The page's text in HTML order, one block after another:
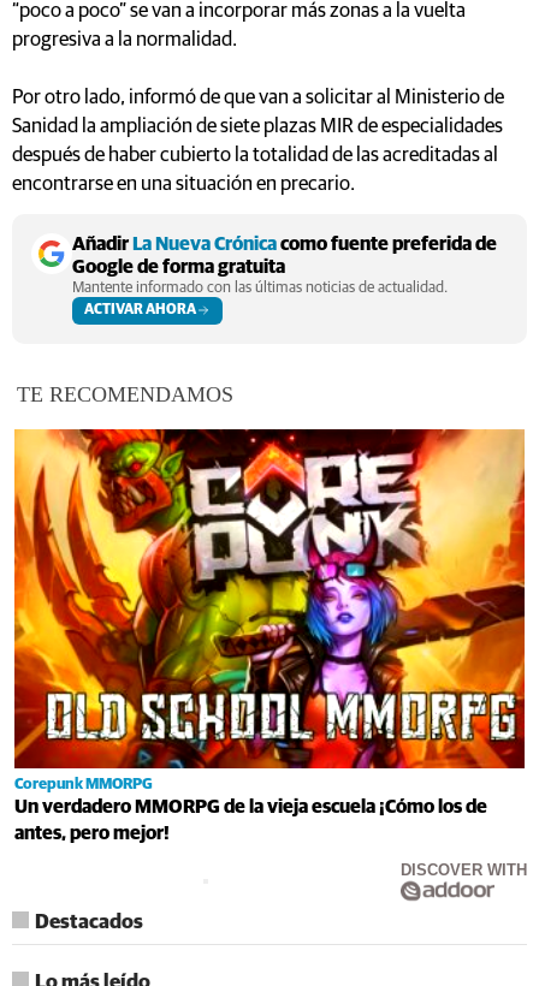
“poco a poco” se van a incorporar más zonas a la vuelta
progresiva a la normalidad.
Por otro lado, informó de que van a solicitar al Ministerio de
Sanidad la ampliación de siete plazas MIR de especialidades
después de haber cubierto la totalidad de las acreditadas al
encontrarse en una situación en precario.
AñadirLa Nueva Crónicacomo fuente preferida de
Google de forma gratuita
Mantente informado con las últimas noticias de actualidad.
ACTIVAR AHORA
TE RECOMENDAMOS
Corepunk MMORPG
Un verdadero MMORPG de la vieja escuela ¡Cómo los de
antes, pero mejor!
DISCOVER WITH
Destacados